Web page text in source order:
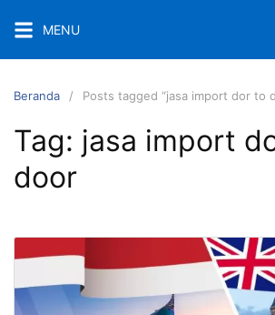
ke
konten
MENU
Beranda Posts tagged “jasa import dor to
Tag: jasa import
door